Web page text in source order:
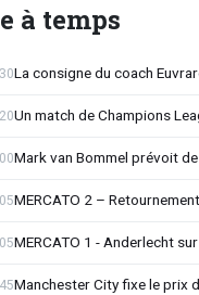
à temps
La consigne du coach
Un match de Champions
Mark van Bommel prévoit
MERCATO 2 –
MERCATO 1 - Anderlecht
Manchester City fixe le prix